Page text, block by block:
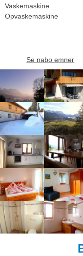
Vaskemaskine
Opvaskemaskine
Se nabo emner